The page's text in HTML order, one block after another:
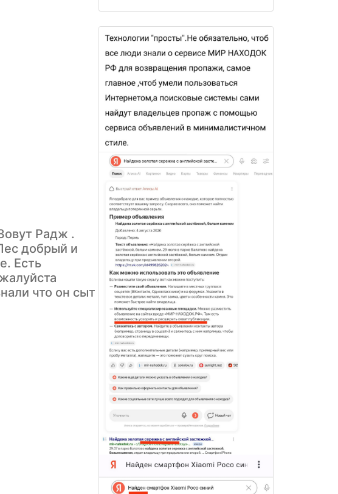
Радж .
добрый и
Есть
что он сыт